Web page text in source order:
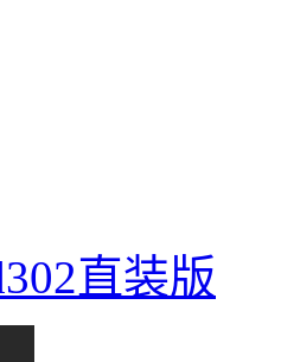
直装版